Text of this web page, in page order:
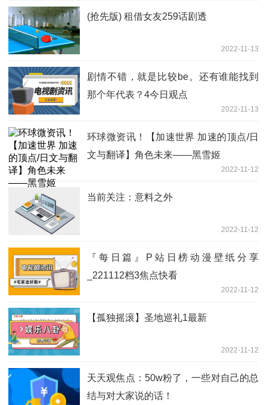
(抢先版) 租借女友259话剧透
2022-11-13
剧情不错，就是比较be。还有谁能找到
那个年代表？4今日观点
2022-11-13
环球微资讯！【加速世界 加速的顶点/日
文与翻译】角色未来——黑雪姬
2022-11-12
当前关注：意料之外
2022-11-12
『每日篇』P站日榜动漫壁纸分享
_221112档3焦点快看
2022-11-12
【孤独摇滚】圣地巡礼1最新
2022-11-12
天天观焦点：50w粉了，一些对自己的总
结与对大家说的话！